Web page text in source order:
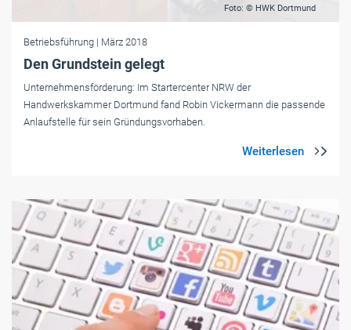
Foto: © HWK Dortmund
Betriebsführung | März 2018
Den Grundstein gelegt
Unternehmensförderung: Im Startercenter NRW der
Handwerkskammer Dortmund fand Robin Vickermann die passende
Anlaufstelle für sein Gründungsvorhaben.